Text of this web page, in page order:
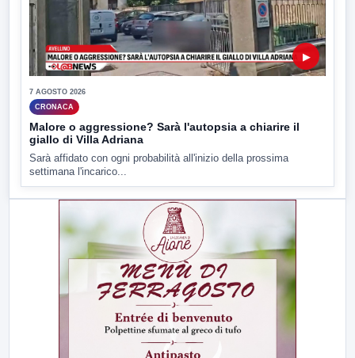
▶
7 AGOSTO 2026
CRONACA
Malore o aggressione? Sarà l'autopsia a chiarire il
giallo di Villa Adriana
Sarà affidato con ogni probabilità all'inizio della prossima
settimana l'incarico...